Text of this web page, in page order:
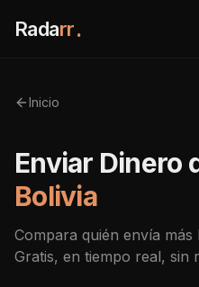
Radarr.
Inicio
Enviar Dinero
Bolivia
Compara quién envía más
Gratis, en tiempo real, sin